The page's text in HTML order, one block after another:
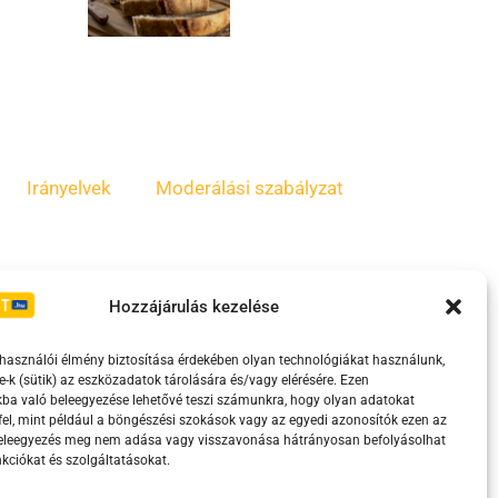
Hozzájárulás kezelése
élmény biztosítása érdekében olyan technológiákat használunk,
k (sütik) az eszközadatok tárolására és/vagy elérésére. Ezen
való beleegyezése lehetővé teszi számunkra, hogy olyan adatokat
mint például a böngészési szokások vagy az egyedi azonosítók ezen az
meg nem adása vagy visszavonása hátrányosan befolyásolhat
és szolgáltatásokat.
Irányelvek Moderálási szabályzat
támogatja.